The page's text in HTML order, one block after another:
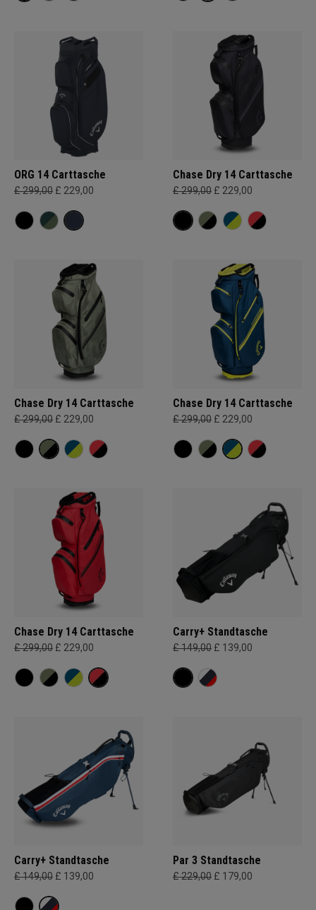
ORG 14 Carttasche
£ 299,00 £ 229,00
Chase Dry 14 Carttasche
£ 299,00 £ 229,00
Chase Dry 14 Carttasche
£ 299,00 £ 229,00
Chase Dry 14 Carttasche
£ 299,00 £ 229,00
Chase Dry 14 Carttasche
£ 299,00 £ 229,00
Carry+ Standtasche
£ 149,00 £ 139,00
Carry+ Standtasche
£ 149,00 £ 139,00
Par 3 Standtasche
£ 229,00 £ 179,00